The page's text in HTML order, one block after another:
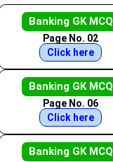
Banking GK MCQ
Page No. 02
Click here
Banking GK MCQ
Page No. 06
Click here
Banking GK MCQ